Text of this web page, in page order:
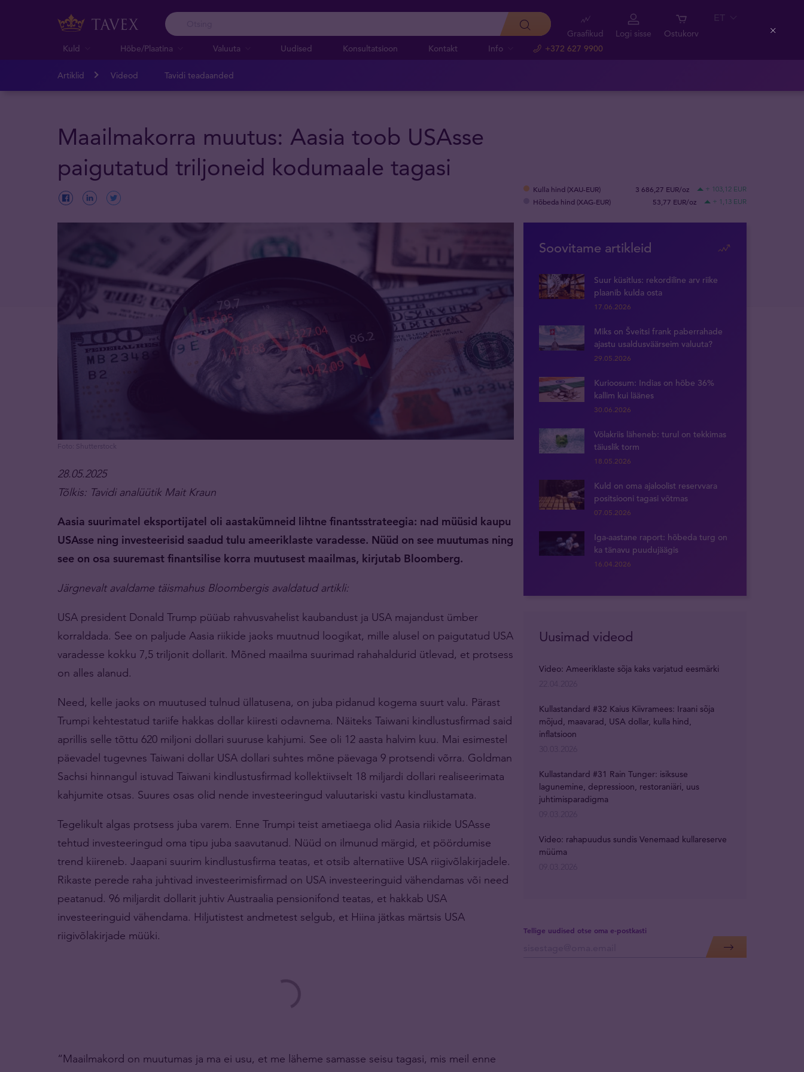
Kuld Hõbe/Plaatina Valuuta Uudised Konsultatsioon Kontakt Info +372 627 9900
Graafikud Logi sisse Ostukorv
ET
Artiklid Videod Tavidi teadaanded
Maailmakorra muutus: Aasia toob USAsse
paigutatud triljoneid kodumaale tagasi
Kulla hind (XAU-EUR) 3 686,27 EUR/oz + 103,12 EUR
Hõbeda hind (XAG-EUR) 53,77 EUR/oz + 1,13 EUR
Foto: Shutterstock
28.05.2025
Tõlkis: Tavidi analüütik Mait Kraun
Aasia suurimatel eksportijatel oli aastakümneid lihtne finantsstrateegia: nad müüsid kaupu
USAsse ning investeerisid saadud tulu ameeriklaste varadesse. Nüüd on see muutumas ning
see on osa suuremast finantsilise korra muutusest maailmas, kirjutab Bloomberg.
Järgnevalt avaldame täismahus Bloombergis avaldatud artikli:
USA president Donald Trump püüab rahvusvahelist kaubandust ja USA majandust ümber
korraldada. See on paljude Aasia riikide jaoks muutnud loogikat, mille alusel on paigutatud USA
varadesse kokku 7,5 triljonit dollarit. Mõned maailma suurimad rahahaldurid ütlevad, et protsess
on alles alanud.
Need, kelle jaoks on muutused tulnud üllatusena, on juba pidanud kogema suurt valu. Pärast
Trumpi kehtestatud tariife hakkas dollar kiiresti odavnema. Näiteks Taiwani kindlustusfirmad said
aprillis selle tõttu 620 miljoni dollari suuruse kahjumi. See oli 12 aasta halvim kuu. Mai esimestel
päevadel tugevnes Taiwani dollar USA dollari suhtes mõne päevaga 9 protsendi võrra. Goldman
Sachsi hinnangul istuvad Taiwani kindlustusfirmad kollektiivselt 18 miljardi dollari realiseerimata
kahjumite otsas. Suures osas olid nende investeeringud valuutariski vastu kindlustamata.
Tegelikult algas protsess juba varem. Enne Trumpi teist ametiaega olid Aasia riikide USAsse
tehtud investeeringud oma tipu juba saavutanud. Nüüd on ilmunud märgid, et pöördumise
trend kiireneb. Jaapani suurim kindlustusfirma teatas, et otsib alternatiive USA riigivõlakirjadele.
Rikaste perede raha juhtivad investeerimisfirmad on USA investeeringuid vähendamas või need
peatanud. 96 miljardit dollarit juhtiv Austraalia pensionifond teatas, et hakkab USA
investeeringuid vähendama. Hiljutistest andmetest selgub, et Hiina jätkas märtsis USA
riigivõlakirjade müüki.
“Maailmakord on muutumas ja ma ei usu, et me läheme samasse seisu tagasi, mis meil enne
Soovitame artikleid
Suur küsitlus: rekordiline arv riike
plaanib kulda osta
17.06.2026
Miks on Šveitsi frank paberrahade
ajastu usaldusväärseim valuuta?
29.05.2026
Kurioosum: Indias on hõbe 36%
kallim kui läänes
30.06.2026
Võlakriis läheneb: turul on tekkimas
täiuslik torm
18.05.2026
Kuld on oma ajaloolist reservvara
positsiooni tagasi võtmas
07.05.2026
Iga-aastane raport: hõbeda turg on
ka tänavu puudujäägis
16.04.2026
Tellige uudised otse oma e-postkasti
Uusimad videod
Video: Ameeriklaste sõja kaks varjatud eesmärki
Kullastandard #32 Kaius Kiivramees: Iraani sõja
mõjud, maavarad, USA dollar, kulla hind,
inflatsioon
Kullastandard #31 Rain Tunger: isiksuse
lagunemine, depressioon, restoraniäri, uus
juhtimisparadigma
Video: rahapuudus sundis Venemaad kullareserve
müüma
Close